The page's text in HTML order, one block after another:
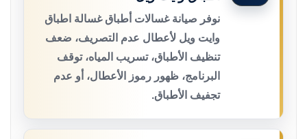
نوفر صيانة غسالات أطباق غسالة اطباق
وايت ويل لأعطال عدم التصريف، ضعف
تنظيف الأطباق، تسريب المياه، توقف
البرنامج، ظهور رموز الأعطال، أو عدم
تجفيف الأطباق.